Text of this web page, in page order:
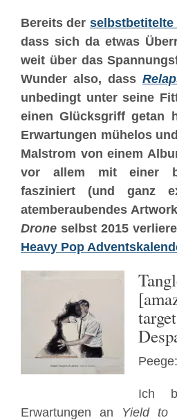
Bereits der selbstbetitelte
dass sich da etwas
weit über das
Wunder also, dass
unbedingt unter seine
einen Glücksgriff getan
Erwartungen mühelos
Malstrom von einem
vor allem mit einer
fasziniert (und ganz
atemberaubendes
Drone selbst 2015
Heavy Pop
Peege:
Ich
Erwartungen an Yield to